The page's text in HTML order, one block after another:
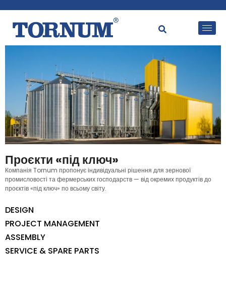
Проєкти «під ключ»
Компанія Tornum пропонує індивідуальні рішення для зернової
промисловості та фермерських господарств — від окремих продуктів до
проєктів «під ключ» по всьому світу.
DESIGN
PROJECT MANAGEMENT
ASSEMBLY
SERVICE & SPARE PARTS